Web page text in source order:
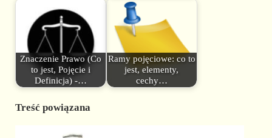
Znaczenie Prawo (Co
to jest, Pojęcie i
Definicja) -…
Ramy pojęciowe: co to
jest, elementy,
cechy…
Treść powiązana